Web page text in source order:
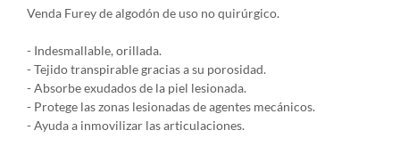
Venda Furey de algodón de uso no quirúrgico.
- Indesmallable, orillada.
- Tejido transpirable gracias a su porosidad.
- Absorbe exudados de la piel lesionada.
- Protege las zonas lesionadas de agentes mecánicos.
- Ayuda a inmovilizar las articulaciones.